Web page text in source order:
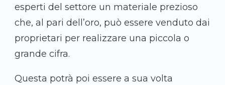
esperti del settore un materiale prezioso
che, al pari dell’oro, può essere venduto dai
proprietari per realizzare una piccola o
grande cifra.
Questa potrà poi essere a sua volta